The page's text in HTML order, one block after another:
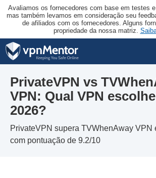
Avaliamos os fornecedores com base em testes
mas também levamos em consideração seu
de afiliados com os fornecedores. Alguns
propriedade da nossa matriz.
PrivateVPN vs
VPN: Qual VPN
2026?
PrivateVPN supera TVWhenAway VPN
com pontuação de 9.2/10